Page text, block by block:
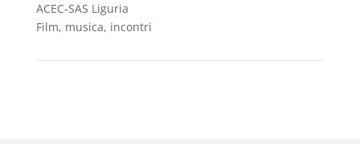
ACEC-SAS Liguria
Film, musica, incontri